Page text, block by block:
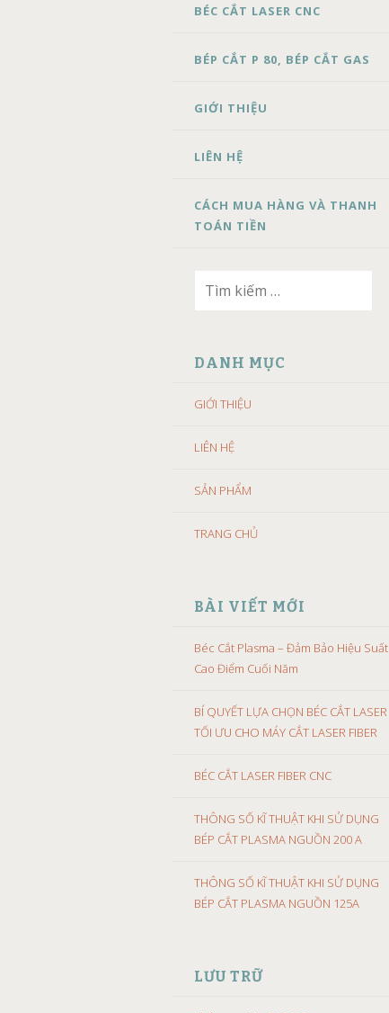
BÉC CẮT LASER CNC
BÉP CẮT P 80, BÉP CẮT GAS
GIỚI THIỆU
LIÊN HỆ
CÁCH MUA HÀNG VÀ THANH
TOÁN TIỀN
DANH MỤC
GIỚI THIỆU
LIÊN HỆ
SẢN PHẨM
TRANG CHỦ
BÀI VIẾT MỚI
Béc Cắt Plasma – Đảm Bảo Hiệu Suất
Cao Điểm Cuối Năm
BÍ QUYẾT LỰA CHỌN BÉC CẮT LASER
TỐI ƯU CHO MÁY CẮT LASER FIBER
BÉC CẮT LASER FIBER CNC
THÔNG SỐ KĨ THUẬT KHI SỬ DỤNG
BÉP CẮT PLASMA NGUỒN 200 A
THÔNG SỐ KĨ THUẬT KHI SỬ DỤNG
BÉP CẮT PLASMA NGUỒN 125A
LƯU TRỮ